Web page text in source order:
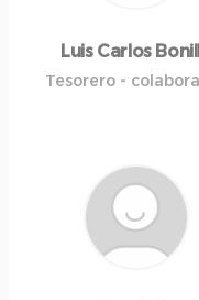
Luis Carlos
Tesorero -